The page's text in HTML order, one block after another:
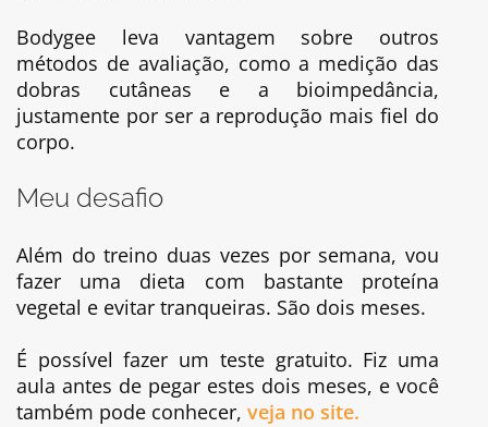
Bodygee leva vantagem sobre outros
métodos de avaliação, como a medição das
dobras cutâneas e a bioimpedância,
justamente por ser a reprodução mais fiel do
corpo.
Meu desafio
Além do treino duas vezes por semana, vou
fazer uma dieta com bastante proteína
vegetal e evitar tranqueiras. São dois meses.
É possível fazer um teste gratuito. Fiz uma
aula antes de pegar estes dois meses, e você
também pode conhecer, veja no site.